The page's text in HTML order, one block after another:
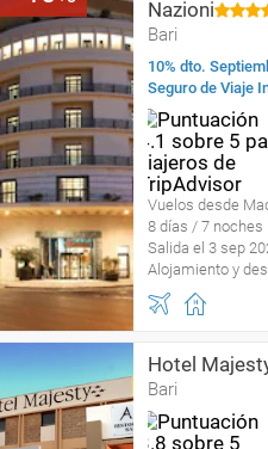
Nazioni
Bari
10% dto.
Seguro de Viaje
Vuelos desde
8 días / 7 noches
Salida el 3 sep
Alojamiento y
Hotel
Bari